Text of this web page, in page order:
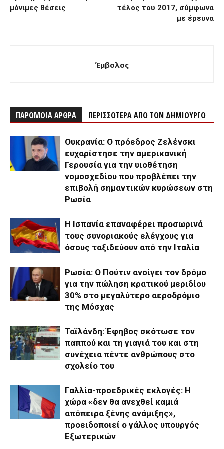
μόνιμες θέσεις
τέλος του 2017, σύμφωνα
με έρευνα
Έμβολος
ΠΑΡΟΜΟΙΑ ΑΡΘΡΑ ΠΕΡΙΣΣΟΤΕΡΑ ΑΠΟ ΤΟΝ ΔΗΜΙΟΥΡΓΟ
Ουκρανία: Ο πρόεδρος Ζελένσκι
ευχαρίστησε την αμερικανική
Γερουσία για την υιοθέτηση
νομοσχεδίου που προβλέπει την
επιβολή σημαντικών κυρώσεων στη
Ρωσία
Η Ισπανία επαναφέρει προσωρινά
τους συνοριακούς ελέγχους για
όσους ταξιδεύουν από την Ιταλία
Ρωσία: Ο Πούτιν ανοίγει τον δρόμο
για την πώληση κρατικού μεριδίου
30% στο μεγαλύτερο αεροδρόμιο
της Μόσχας
Ταϊλάνδη: Έφηβος σκότωσε τον
παππού και τη γιαγιά του και στη
συνέχεια πέντε ανθρώπους στο
σχολείο του
Γαλλία-προεδρικές εκλογές: Η
χώρα «δεν θα ανεχθεί καμιά
απόπειρα ξένης ανάμιξης»,
προειδοποιεί ο γάλλος υπουργός
Εξωτερικών